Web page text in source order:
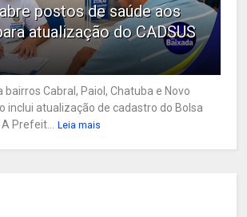
postos de saúde aos
atualização do CADSUS
Cabral, Paiol, Chatuba e Novo
inclui atualização de cadastro do Bolsa
Prefeit...
Leia mais